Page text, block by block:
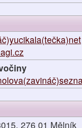
276 01 Mělník